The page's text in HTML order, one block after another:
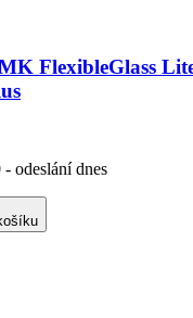
FlexibleGlass
odeslání dnes